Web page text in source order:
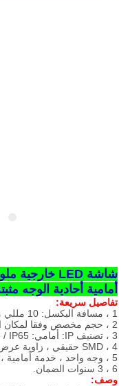
أمامية أحادية الوجه
تفاصيل سريعة:
1 ، مسافة البكسل: 10 مللي متر.
2 ، حجم مخصص وفقا لمكان التثبيت.
3 ، تصنيف IP: أمامي: IP65 / خلفي: IP54.
4 ، SMD حقيقي ، زاوية عرض واسعة: 160 درجة / 160 درجة.
5 ، وجه واحد ، خدمة أمامية ، سهل للصيانة.
6 ، 3 سنوات الضمان.
وصف: